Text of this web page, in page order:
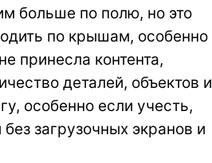
больше по полю, но это
по крышам, особенно
принесла контента,
деталей, объектов и
особенно если учесть,
загрузочных экранов и